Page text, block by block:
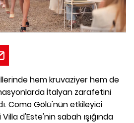
hem kruvaziyer hem de
İtalyan zarafetini
Como Gölü'nün etkileyici
d'Este'nin sabah ışığında